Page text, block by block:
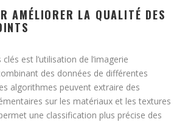
AMÉLIORER LA QUALITÉ DES
clés est l’utilisation de l’imagerie
des données de différentes
algorithmes peuvent extraire des
sur les matériaux et les textures
une classification plus précise des